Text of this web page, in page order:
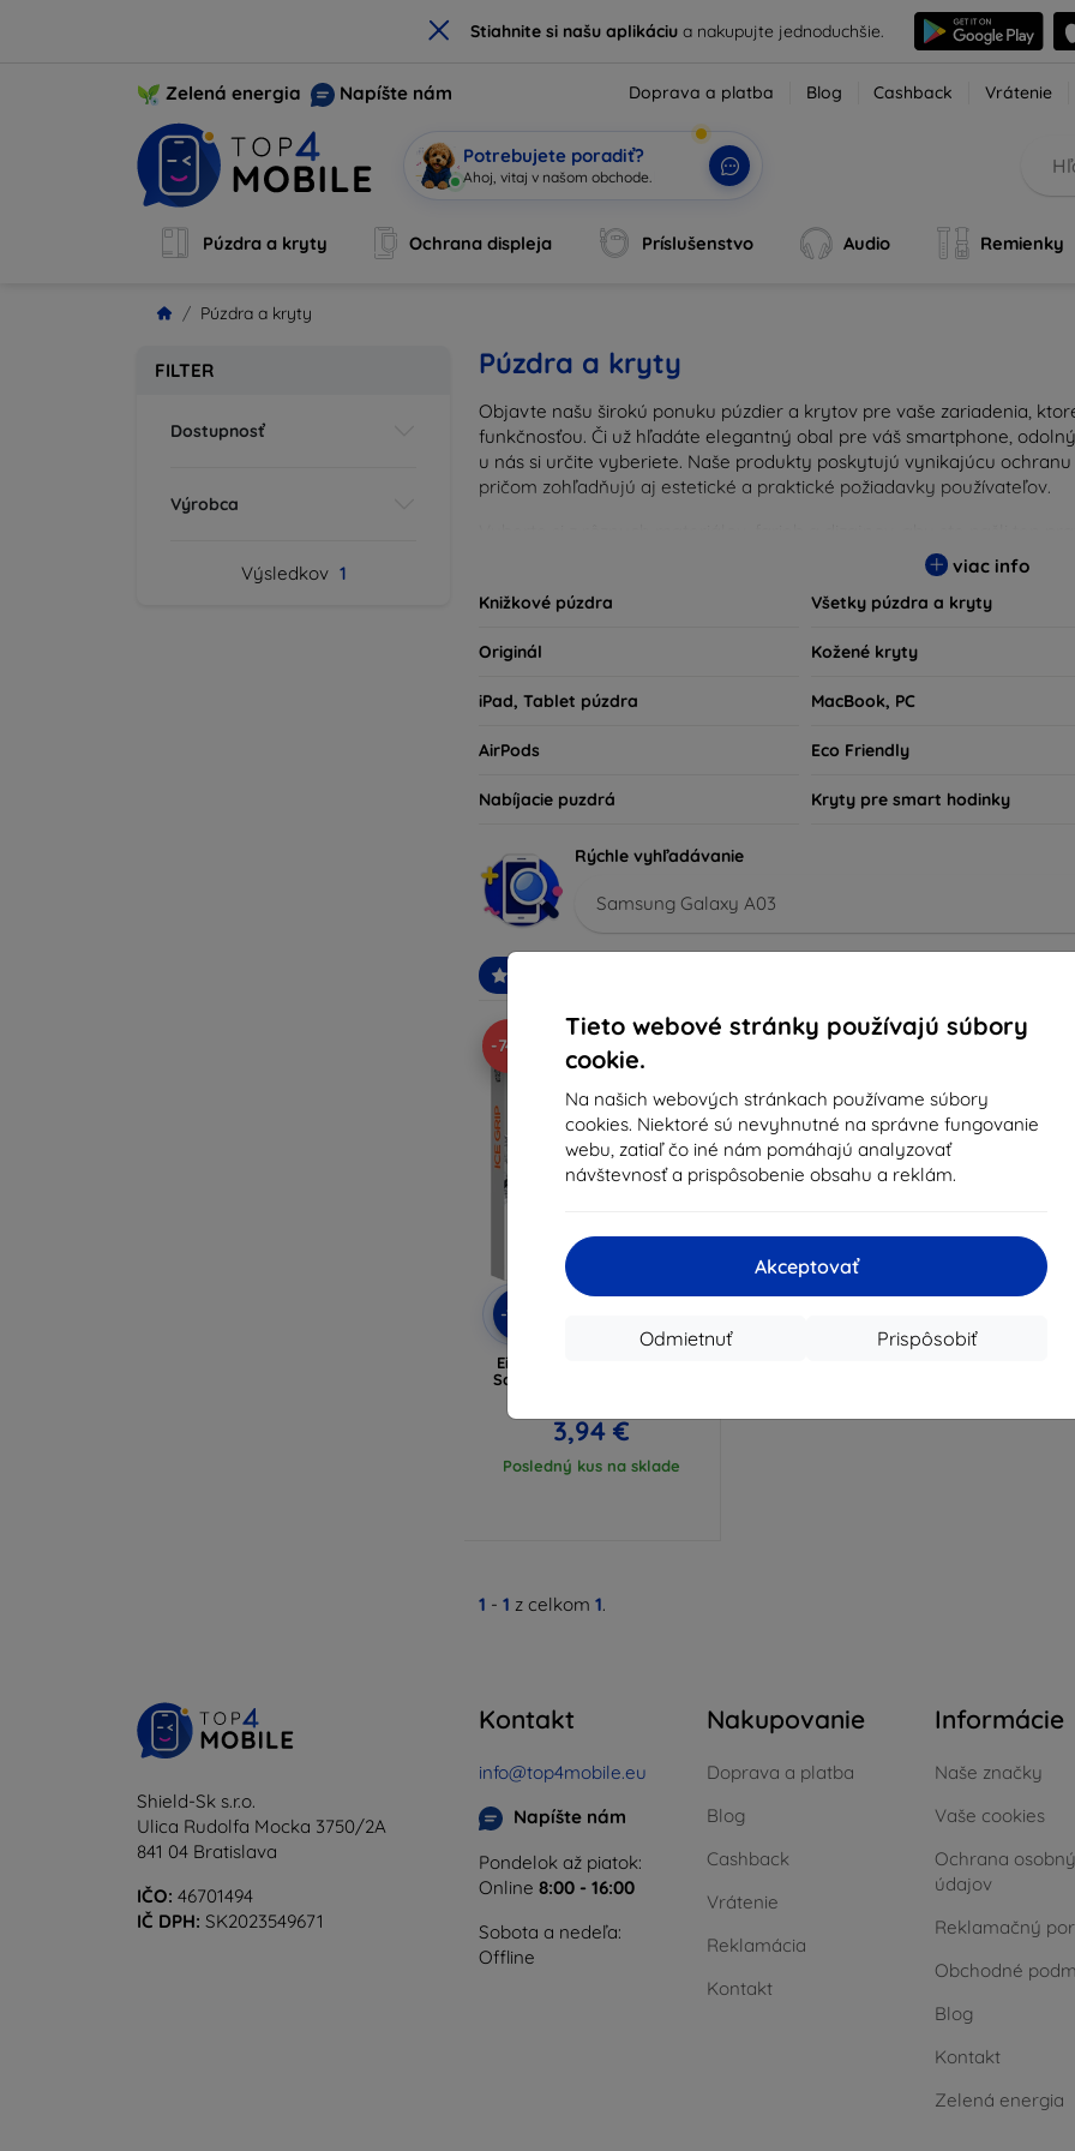
× Stiahnite si našu aplikáciua nakupujte jednoduchšie.
Tieto webové stránky používajú súbory
cookie.
Na našich webových stránkach používame súbory
cookies. Niektoré sú nevyhnutné na správne fungovanie
webu, zatiaľ čo iné nám pomáhajú analyzovať
návštevnosť a prispôsobenie obsahu a reklám.
Akceptovať
Prispôsobiť
Odmietnuť
Zelená energia Napíšte nám Doprava a platba Blog Cashback Vrátenie
Potrebujete poradiť?
Ahoj, vi|
Púzdra a kryty Ochrana displeja Príslušenstvo Audio Remienky
Púzdra a kryty
FILTER
Dostupnosť
Výrobca
Výsledkov 1
Púzdra a kryty
Objavte našu širokú ponuku púzdier a krytov pre vaše zariadenia,
funkčnosťou. Či už hľadáte elegantný obal pre váš smartphone,
u nás si určite vyberiete. Naše produkty poskytujú vynikajúcu
pričom zohľadňujú aj estetické a praktické požiadavky používateľov.
kryty sú nielen praktické, ale aj módne, takže sa stanú neoddeliteľnou
milovníkov technológií alebo tých, ktorí chcú len ochrániť svoju
viac info
Knižkové púzdra Všetky púzdra a kryty
Originál Kožené kryty
iPad, Tablet púzdra MacBook, PC
AirPods Eco Friendly
Nabíjacie puzdrá Kryty pre smart hodinky
Rýchle vyhľadávanie
Samsung Galaxy A03
-74%
-10%
Eiger Ice Grip puzdro pre
Samsung Galaxy A03, číre
3,94 €
Posledný kus na sklade
1 - 1 z celkom 1.
Shield-Sk s.r.o.
Ulica Rudolfa Mocka 3750/2A
841 04 Bratislava
IČO: 46701494
IČ DPH: SK2023549671
Kontakt
info@top4mobile.eu
Napíšte nám
Pondelok až piatok:
Online 8:00 - 16:00
Sobota a nedeľa:
Offline
Nakupovanie
Doprava a platba
Blog
Cashback
Vrátenie
Reklamácia
Kontakt
Informácie
Naše značky
Vaše cookies
Ochrana
údajov
Reklamačný
Obchodné
Blog
Kontakt
Zelená energia